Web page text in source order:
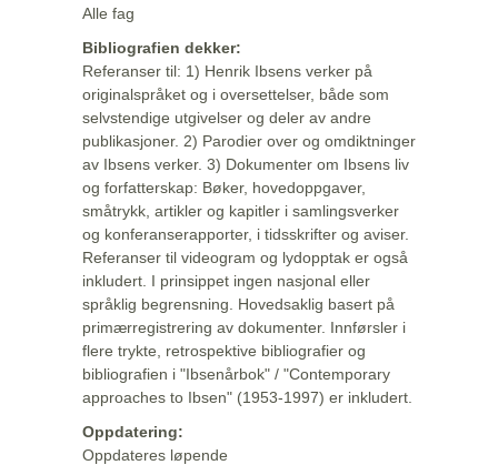
Alle fag
Bibliografien dekker:
Referanser til: 1) Henrik Ibsens verker på
originalspråket og i oversettelser, både som
selvstendige utgivelser og deler av andre
publikasjoner. 2) Parodier over og omdiktninger
av Ibsens verker. 3) Dokumenter om Ibsens liv
og forfatterskap: Bøker, hovedoppgaver,
småtrykk, artikler og kapitler i samlingsverker
og konferanserapporter, i tidsskrifter og aviser.
Referanser til videogram og lydopptak er også
inkludert. I prinsippet ingen nasjonal eller
språklig begrensning. Hovedsaklig basert på
primærregistrering av dokumenter. Innførsler i
flere trykte, retrospektive bibliografier og
bibliografien i "Ibsenårbok" / "Contemporary
approaches to Ibsen" (1953-1997) er inkludert.
Oppdatering:
Oppdateres løpende